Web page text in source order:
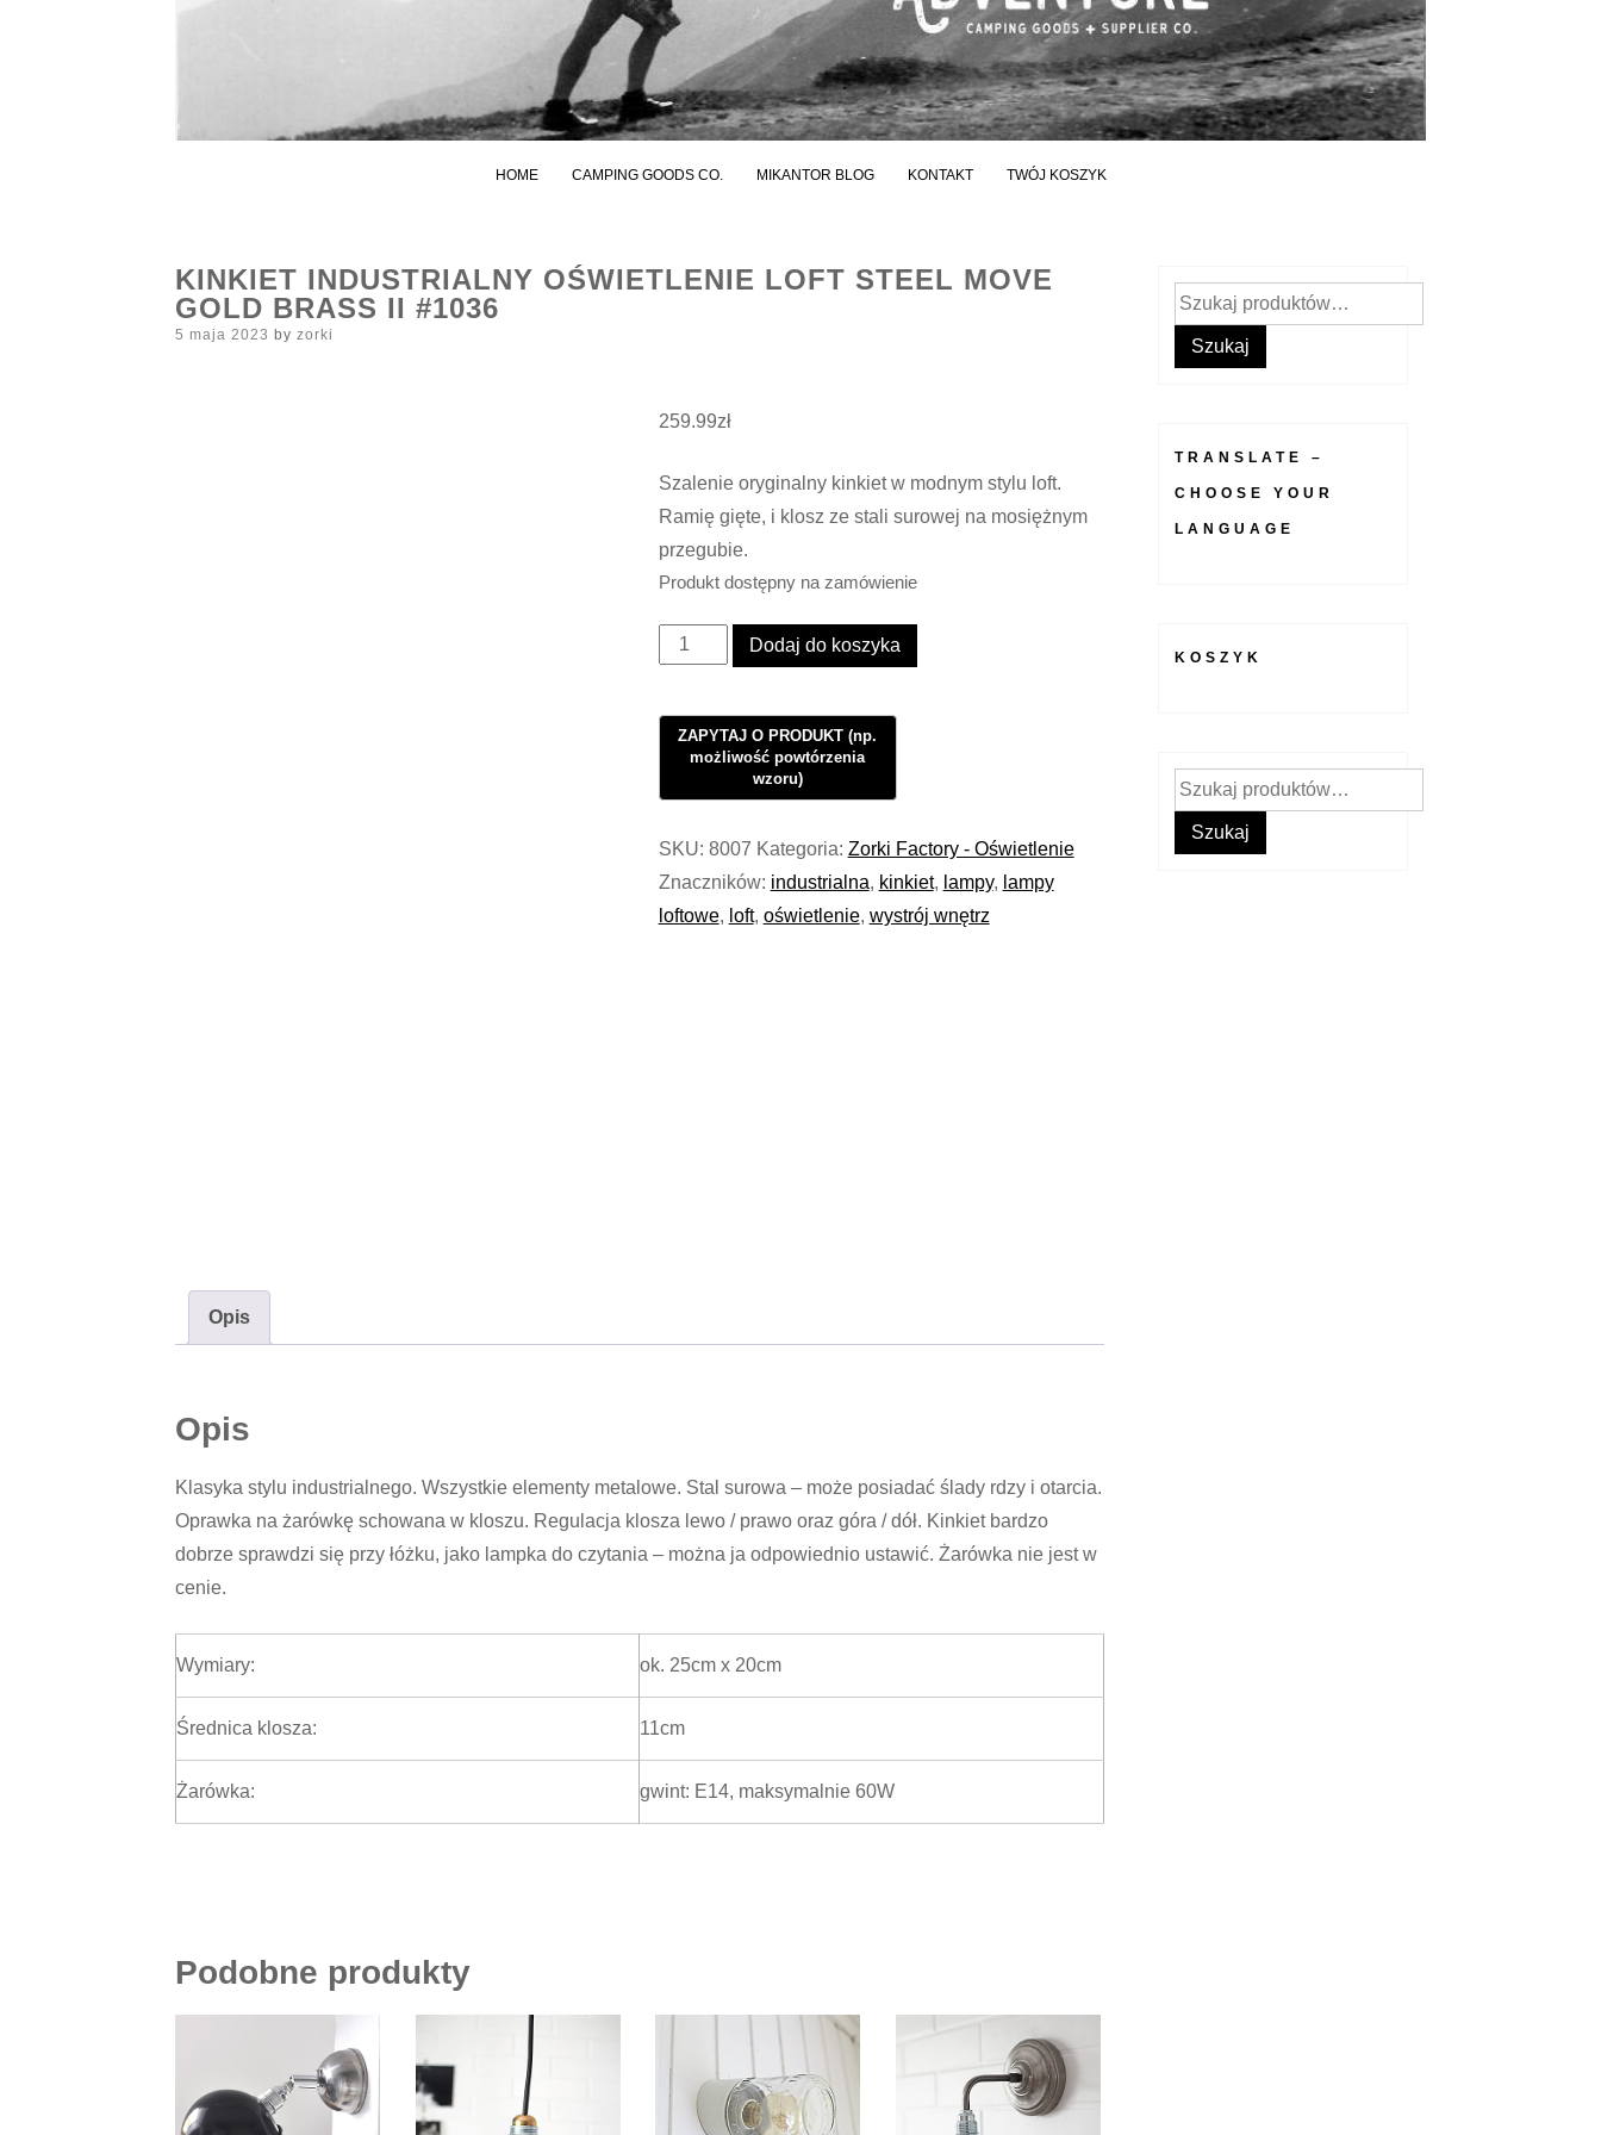
HOME CAMPING GOODS CO. MIKANTOR BLOG KONTAKT TWÓJ KOSZYK
KINKIET INDUSTRIALNY OŚWIETLENIE LOFT STEEL MOVE
GOLD BRASS II #1036
Posted
5 maja 2023 by zorki
259.99zł
Szalenie oryginalny kinkiet w modnym stylu loft.
Ramię gięte, i klosz ze stali surowej na mosiężnym
przegubie.
Produkt dostępny na zamówienie
ilość
Oświetlenie
Steel
Move
Gold
Brass
Dodaj do koszyka
SKU: 8007 Kategoria: Zorki Factory - Oświetlenie
Znaczników: industrialna, kinkiet, lampy, lampy
loftowe, loft, oświetlenie, wystrój wnętrz
Opis
Opis
Klasyka stylu industrialnego. Wszystkie elementy metalowe. Stal surowa – może posiadać ślady rdzy i otarcia.
Oprawka na żarówkę schowana w kloszu. Regulacja klosza lewo / prawo oraz góra / dół. Kinkiet bardzo
dobrze sprawdzi się przy łóżku, jako lampka do czytania – można ja odpowiednio ustawić. Żarówka nie jest w
cenie.
Wymiary: ok. 25cm x 20cm
Średnica klosza: 11cm
Żarówka: gwint: E14, maksymalnie 60W
Podobne produkty
Szukaj:
Szukaj
TRANSLATE –
CHOOSE YOUR
LANGUAGE
KOSZYK
Szukaj:
Szukaj